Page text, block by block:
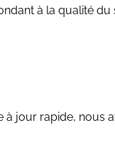
à la qualité du
à jour rapide, nous